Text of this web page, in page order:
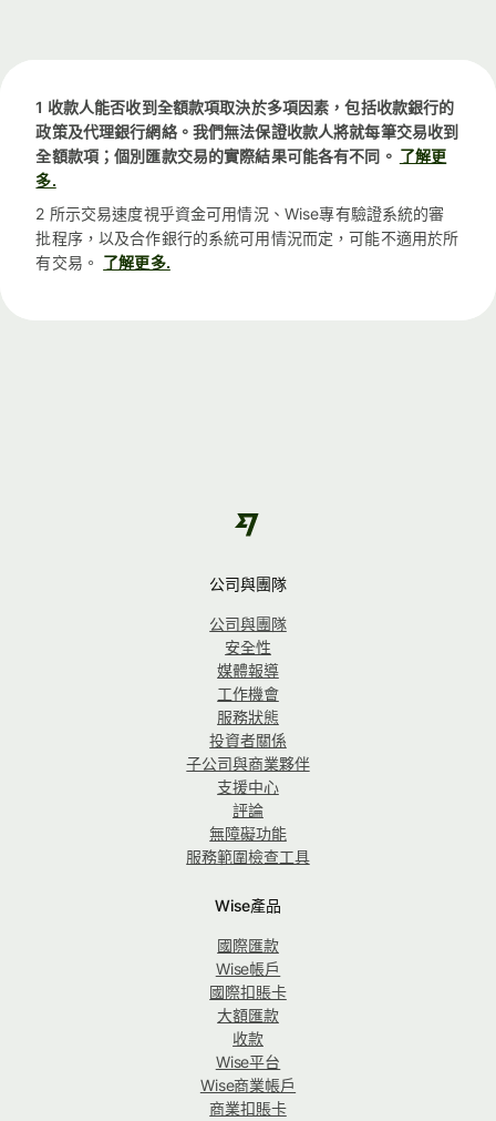
1 收款人能否收到全額款項取決於多項因素，包括收款銀行的
政策及代理銀行網絡。我們無法保證收款人將就每筆交易收到
全額款項；個別匯款交易的實際結果可能各有不同。 了解更
多.
2 所示交易速度視乎資金可用情況、Wise專有驗證系統的審
批程序，以及合作銀行的系統可用情況而定，可能不適用於所
有交易。 了解更多.
公司與團隊
公司與團隊
安全性
媒體報導
工作機會
服務狀態
投資者關係
子公司與商業夥伴
支援中心
評論
無障礙功能
服務範圍檢查工具
Wise產品
國際匯款
Wise帳戶
國際扣賬卡
大額匯款
收款
Wise平台
Wise商業帳戶
商業扣賬卡